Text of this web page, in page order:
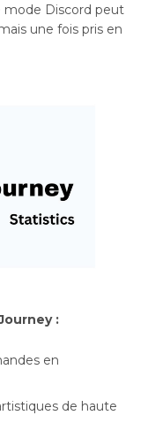
mode Discord peut
une fois pris en
:
en
de haute